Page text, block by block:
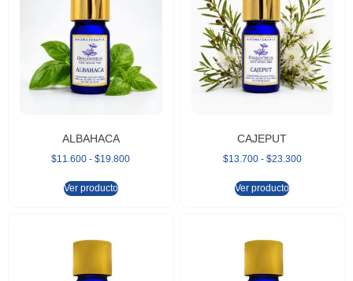
ALBAHACA
$11.600 - $19.800
Ver producto
CAJEPUT
$13.700 - $23.300
Ver producto